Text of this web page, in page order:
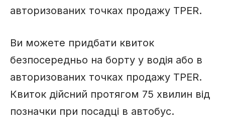
авторизованих точках продажу TPER.
Ви можете придбати квиток
безпосередньо на борту у водія або в
авторизованих точках продажу TPER.
Квиток дійсний протягом 75 хвилин від
позначки при посадці в автобус.